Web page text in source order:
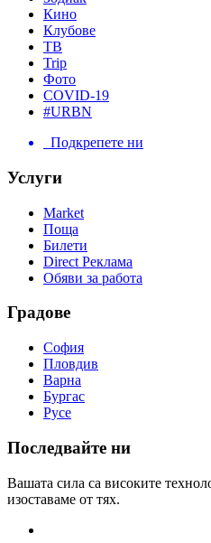
Кино
Клубове
ТВ
Trip
Фото
COVID-19
#URBN
Подкрепете ни
Услуги
Market
Поща
Билети
Direct Реклама
Обяви за работа
Градове
София
Пловдив
Варна
Бургас
Русе
Последвайте ни
Вашата сила са високите
изоставаме от тях.